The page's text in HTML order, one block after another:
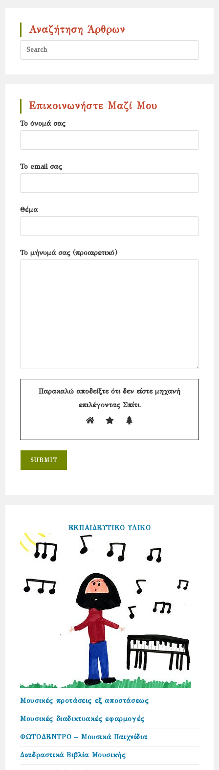
Αναζήτηση Άρθρων
Επικοινωνήστε Μαζί Μου
Το όνομά σας
Το email σας
Θέμα
Το μήνυμά σας (προαιρετικό)
Παρακαλώ αποδείξτε ότι δεν είστε μηχανή
επιλέγονταςΣπίτι.
ΕΚΠΑΙΔΕΥΤΙΚΟ ΥΛΙΚΟ
Μουσικές προτάσεις εξ αποστάσεως
Μουσικές διαδικτυακές εφαρμογές
ΦΩΤΟΔΕΝΤΡΟ – Μουσικά Παιχνίδια
Διαδραστικά Βιβλία Μουσικής